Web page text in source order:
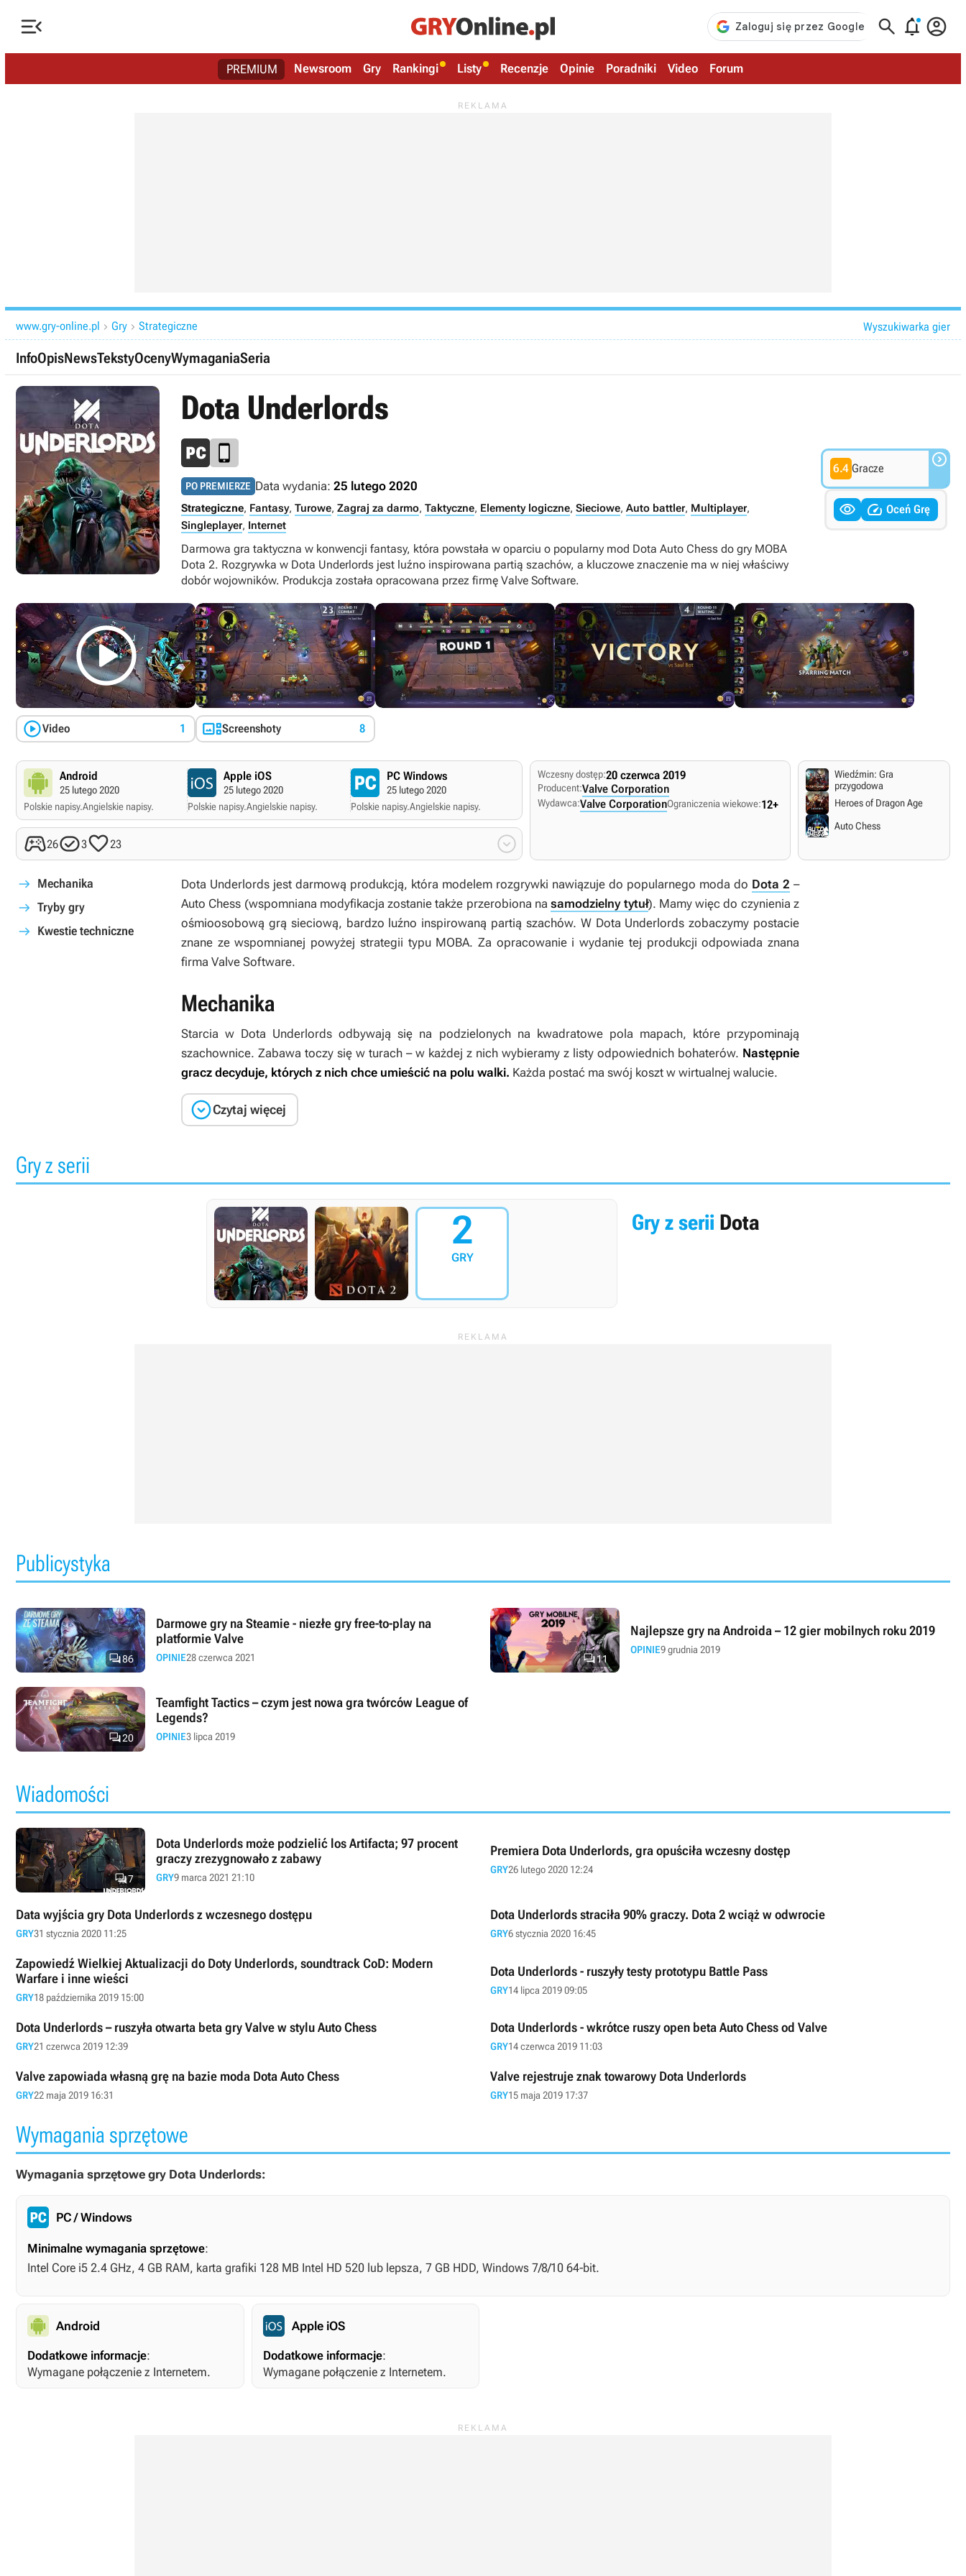
   
PREMIUM Newsroom Gry Rankingi Listy Recenzje Opinie Poradniki Video Forum
www.gry-online.pl  Gry  Strategiczne Wyszukiwarka gier
InfoOpisNewsTekstyOcenyWymaganiaSeria
Dota Underlords
PO PREMIERZE Data wydania: 25 lutego 2020
Strategiczne, Fantasy, Turowe, Zagraj za darmo, Taktyczne, Elementy logiczne, Sieciowe, Auto battler, Multiplayer,
Singleplayer, Internet
Darmowa gra taktyczna w konwencji fantasy, która powstała w oparciu o popularny mod Dota Auto Chess do gry MOBA
Dota 2. Rozgrywka w Dota Underlords jest luźno inspirowana partią szachów, a kluczowe znaczenie ma w niej właściwy
dobór wojowników. Produkcja została opracowana przez firmę Valve Software.
6.4 Gracze 
  Oceń Grę

Video 1 Screenshoty 8
Android
25 lutego 2020
Polskie napisy.Angielskie napisy.
Apple iOS
25 lutego 2020
Polskie napisy.Angielskie napisy.
PC Windows
25 lutego 2020
Polskie napisy.Angielskie napisy.
26323 
Wczesny dostęp:20 czerwca 2019
Producent:Valve Corporation
Wydawca:Valve CorporationOgraniczenia wiekowe:12+
Wiedźmin: Gra
przygodowa
Heroes of Dragon Age
Auto Chess
Mechanika
Tryby gry
Kwestie techniczne
Dota Underlords jest darmową produkcją, która modelem rozgrywki nawiązuje do popularnego moda do Dota 2 –
Auto Chess (wspomniana modyfikacja zostanie także przerobiona nasamodzielny tytuł). Mamy więc do czynienia z
ośmioosobową grą sieciową, bardzo luźno inspirowaną partią szachów. W Dota Underlords zobaczymy postacie
znane ze wspomnianej powyżej strategii typu MOBA. Za opracowanie i wydanie tej produkcji odpowiada znana
firma Valve Software.
Mechanika
Starcia w Dota Underlords odbywają się na podzielonych na kwadratowe pola mapach, które przypominają
szachownice. Zabawa toczy się w turach – w każdej z nich wybieramy z listy odpowiednich bohaterów. Następnie
gracz decyduje, których z nich chce umieścić na polu walki. Każda postać ma swój koszt w wirtualnej walucie.
Czytaj więcej
Gry z serii
2
GRY
Gry z serii Dota
Publicystyka
86
Darmowe gry na Steamie - niezłe gry free-to-play na
platformie Valve
OPINIE28 czerwca 2021 11
Najlepsze gry na Androida – 12 gier mobilnych roku 2019
OPINIE9 grudnia 2019
20
Teamfight Tactics – czym jest nowa gra twórców League of
Legends?
OPINIE3 lipca 2019
Wiadomości
7
Dota Underlords może podzielić los Artifacta; 97 procent
graczy zrezygnowało z zabawy
GRY9 marca 2021 21:10
Premiera Dota Underlords, gra opuściła wczesny dostęp
GRY26 lutego 2020 12:24
Data wyjścia gry Dota Underlords z wczesnego dostępu
GRY31 stycznia 2020 11:25
Dota Underlords straciła 90% graczy. Dota 2 wciąż w odwrocie
GRY6 stycznia 2020 16:45
Zapowiedź Wielkiej Aktualizacji do Doty Underlords, soundtrack CoD: Modern
Warfare i inne wieści
GRY18 października 2019 15:00
Dota Underlords - ruszyły testy prototypu Battle Pass
GRY14 lipca 2019 09:05
Dota Underlords – ruszyła otwarta beta gry Valve w stylu Auto Chess
GRY21 czerwca 2019 12:39
Dota Underlords - wkrótce ruszy open beta Auto Chess od Valve
GRY14 czerwca 2019 11:03
Valve zapowiada własną grę na bazie moda Dota Auto Chess
GRY22 maja 2019 16:31
Valve rejestruje znak towarowy Dota Underlords
GRY15 maja 2019 17:37
Wymagania sprzętowe
Wymagania sprzętowe gry Dota Underlords:
PC / Windows
Minimalne wymagania sprzętowe:
Intel Core i5 2.4 GHz, 4 GB RAM, karta grafiki 128 MB Intel HD 520 lub lepsza, 7 GB HDD, Windows 7/8/10 64-bit.
Android
Dodatkowe informacje:
Wymagane połączenie z Internetem.
Apple iOS
Dodatkowe informacje:
Wymagane połączenie z Internetem.